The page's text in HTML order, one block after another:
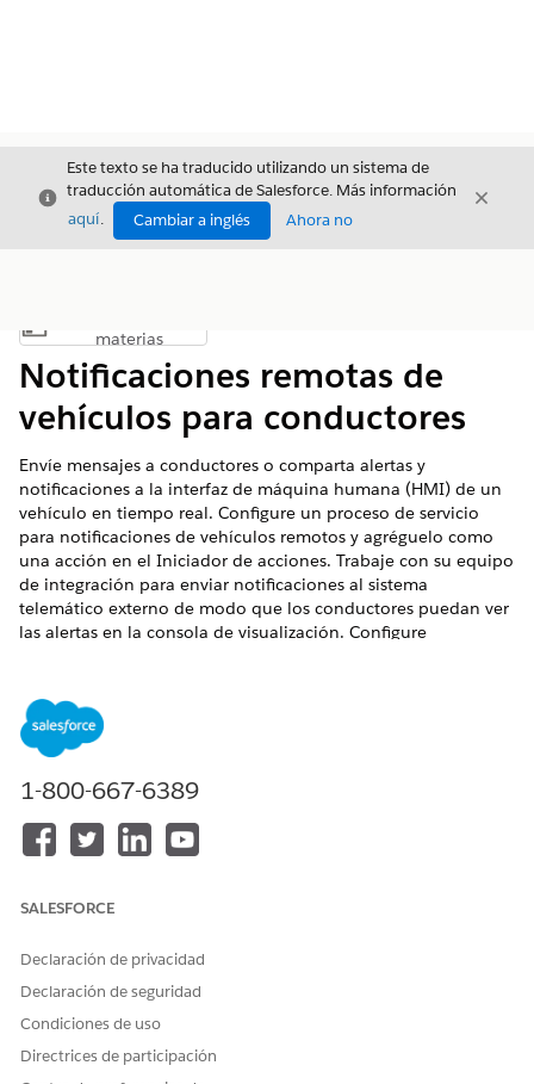
Cerrar
Este texto se ha traducido utilizando un sistema de
traducción automática de Salesforce. Más información
aquí. Cambiar a inglés Ahora no
Cerrar
Mostrar índice de materias
materias
Notificaciones remotas de
vehículos para conductores
Envíe mensajes a conductores o comparta alertas y
notificaciones a la interfaz de máquina humana (HMI) de un
vehículo en tiempo real. Configure un proceso de servicio
para notificaciones de vehículos remotos y agréguelo como
una acción en el Iniciador de acciones. Trabaje con su equipo
de integración para enviar notificaciones al sistema
telemático externo de modo que los conductores puedan ver
las alertas en la consola de visualización. Configure
de servicio a iniciar rápidamente la acción. Los representantes
del servicio de atención al cliente pueden permanecer
conectados con conductores y enviarles recordatorios
trabajo, actualizaciones de casos y modificaciones de citas.
Componentes de OmniStudio para notificaciones de
vehículos remotas
remotos utiliza múltiples componentes de OmniStudio
remota desde una página de registro Vehículo.
Configuración para notificaciones de vehículos remotas
Configure notificaciones remotas para conductores o
interfaces hombre-máquina (HMI) de vehículos.
Modifique componentes de OmniStudio, configure una
1-800-667-6389
SALESFORCE
Declaración de privacidad
Declaración de seguridad
Condiciones de uso
Directrices de participación